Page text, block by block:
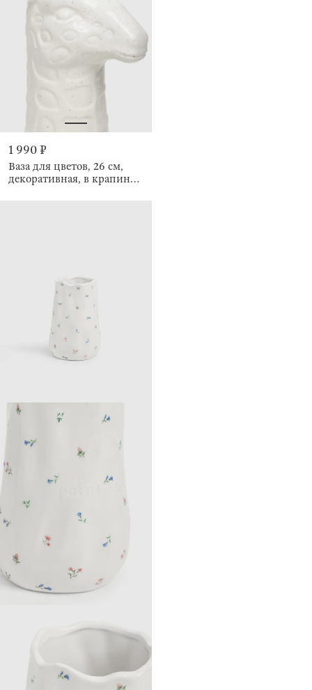
1 990 ₽
Ваза для цветов, 26 см,
декоративная, в крапинку,